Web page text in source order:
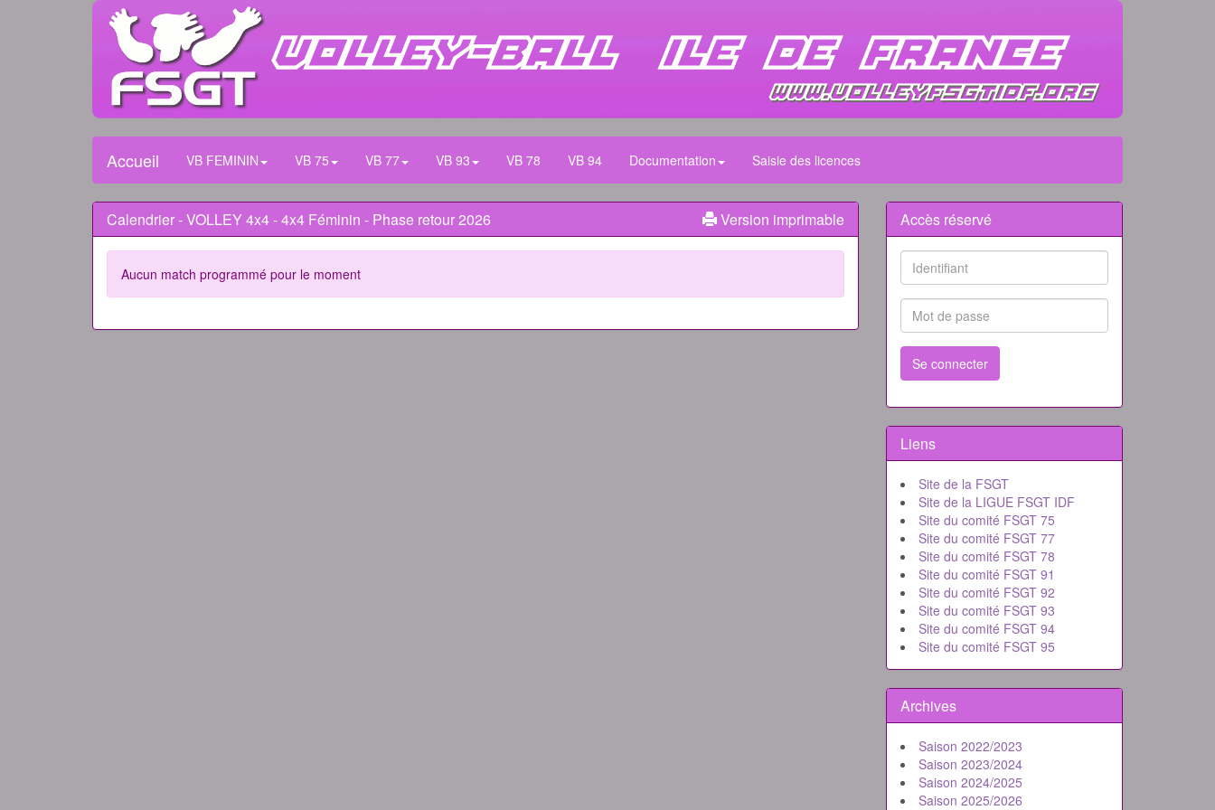
Accueil VB FEMININ VB 75 VB 77 VB 93 VB 78 VB 94 Documentation Saisie des licences
Calendrier - VOLLEY 4x4 - 4x4 Féminin - Phase retour 2026 Version imprimable
Aucun match programmé pour le moment
Accès réservé
Se connecter
Liens
Site de la FSGT
Site de la LIGUE FSGT IDF
Site du comité FSGT 75
Site du comité FSGT 77
Site du comité FSGT 78
Site du comité FSGT 91
Site du comité FSGT 92
Site du comité FSGT 93
Site du comité FSGT 94
Site du comité FSGT 95
Archives
Saison 2022/2023
Saison 2023/2024
Saison 2024/2025
Saison 2025/2026